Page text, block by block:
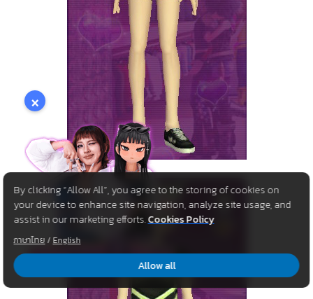
By clicking “Allow All”, you agree to the storing of cookies on
your device to enhance site navigation, analyze site usage, and
assist in our marketing efforts.Cookies Policy
ภาษาไทย /English
Allow all
×